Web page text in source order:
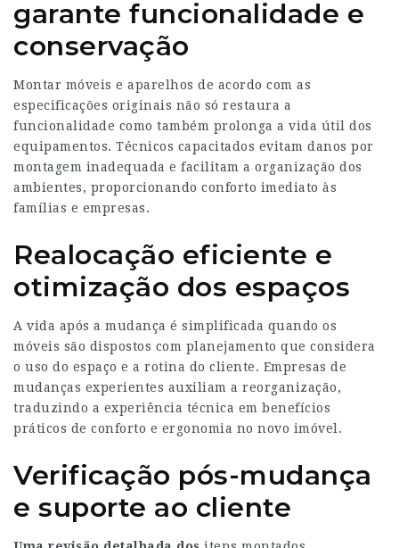
garante funcionalidade e
conservação
Montar móveis e aparelhos de acordo com as
especificações originais não só restaura a
funcionalidade como também prolonga a vida útil dos
equipamentos. Técnicos capacitados evitam danos por
montagem inadequada e facilitam a organização dos
ambientes, proporcionando conforto imediato às
famílias e empresas.
Realocação eficiente e
otimização dos espaços
A vida após a mudança é simplificada quando os
móveis são dispostos com planejamento que considera
o uso do espaço e a rotina do cliente. Empresas de
mudanças experientes auxiliam a reorganização,
traduzindo a experiência técnica em benefícios
práticos de conforto e ergonomia no novo imóvel.
Verificação pós-mudança
e suporte ao cliente